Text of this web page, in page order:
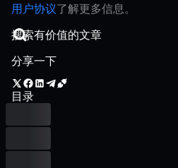
用户协议了解更多信息。
分享一下
目录